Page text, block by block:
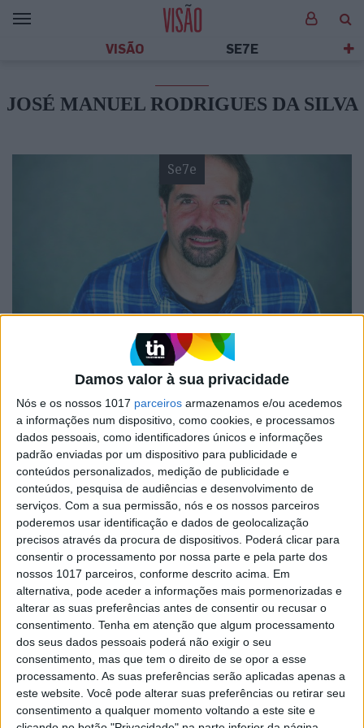
Damos valor à sua privacidade
Nós e os nossos 1017 parceiros armazenamos e/ou acedemos
a informações num dispositivo, como cookies, e processamos
dados pessoais, como identificadores únicos e informações
padrão enviadas por um dispositivo para publicidade e
conteúdos personalizados, medição de publicidade e
conteúdos, pesquisa de audiências e desenvolvimento de
serviços. Com a sua permissão, nós e os nossos parceiros
poderemos usar identificação e dados de geolocalização
precisos através da procura de dispositivos. Poderá clicar para
consentir o processamento por nossa parte e pela parte dos
nossos 1017 parceiros, conforme descrito acima. Em
alternativa, pode aceder a informações mais pormenorizadas e
alterar as suas preferências antes de consentir ou recusar o
consentimento. Tenha em atenção que algum processamento
dos seus dados pessoais poderá não exigir o seu
consentimento, mas que tem o direito de se opor a esse
processamento. As suas preferências serão aplicadas apenas a
este website. Você pode alterar suas preferências ou retirar seu
consentimento a qualquer momento voltando a este site e
VISÃO SE7E
JOSÉ MANUEL RODRIGUES DA SILVA
Se7e
"O Homem do Leme", de Manuel
Halpern: Mais do que uma onda
Crónicas escritas ao longo de 20 anos, com vista
para o mundo da internet (ou seja: sobre tudo),
conquistam, em livro, o direito a uma vida mais
longa
SITES DO GRUPO TRUST IN NEWS
Visão Visão Se7e